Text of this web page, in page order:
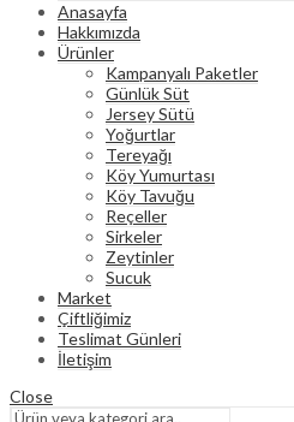
Anasayfa
Hakkımızda
Ürünler
Kampanyalı Paketler
Günlük Süt
Jersey Sütü
Yoğurtlar
Tereyağı
Köy Yumurtası
Köy Tavuğu
Reçeller
Sirkeler
Zeytinler
Sucuk
Market
Çiftliğimiz
Teslimat Günleri
İletişim
Close